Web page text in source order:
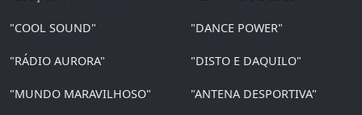
"COOL SOUND" "DANCE POWER"
"RÁDIO AURORA" "DISTO E DAQUILO"
"MUNDO MARAVILHOSO" "ANTENA DESPORTIVA"